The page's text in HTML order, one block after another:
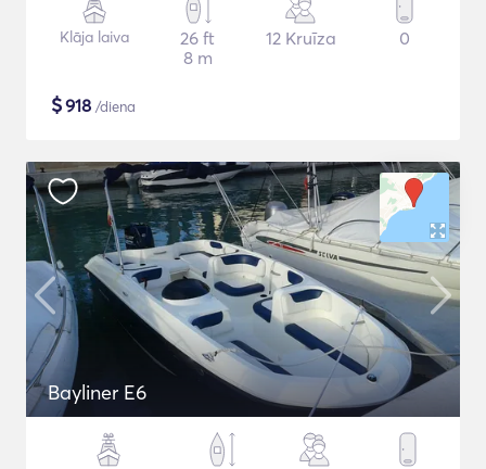
Klāja laiva
26 ft
8 m
12 Kruīza 0
$918 /diena
Bayliner E6